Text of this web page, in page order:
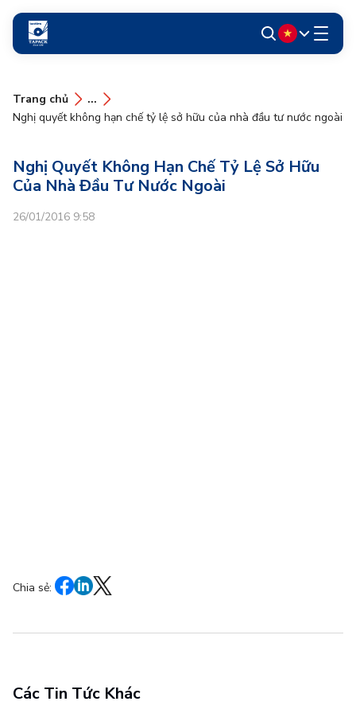
Trang chủ
...
Nghị quyết không hạn chế tỷ lệ sở hữu của nhà đầu tư nước ngoài
Nghị Quyết Không Hạn Chế Tỷ Lệ Sở Hữu
Của Nhà Đầu Tư Nước Ngoài
26/01/2016 9:58
Chia sẻ:
Các Tin Tức Khác